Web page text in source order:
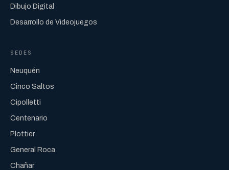
Dibujo Digital
Desarrollo de Videojuegos
SEDES
Neuquén
Cinco Saltos
Cipolletti
Centenario
Plottier
General Roca
Chañar